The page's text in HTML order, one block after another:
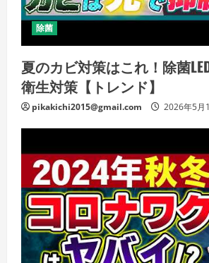
除菌
夏のカビ対策はこれ！除菌
衛生対策【トレンド】
pikakichi2015@gmail.com 2026年5月